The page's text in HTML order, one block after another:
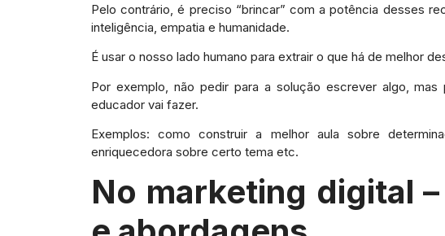
Pelo contrário, é preciso “brincar” com a potência desses
inteligência, empatia e humanidade.
É usar o nosso lado humano para extrair o que há de melhor
Por exemplo, não pedir para a solução escrever algo,
educador vai fazer.
Exemplos: como construir a melhor aula sobre
enriquecedora sobre certo tema etc.
No marketing digital